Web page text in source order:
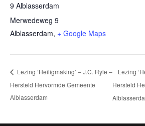
9 Alblasserdam
Merwedeweg 9
Alblasserdam, + Google Maps
Lezing ‘Heiligmaking’ – J.C. Ryle –
Hersteld Hervormde Gemeente
Alblasserdam
Lezing
Hersteld